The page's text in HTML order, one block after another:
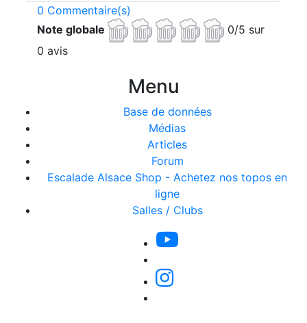
0 Commentaire(s)
Note globale
0/5 sur
0 avis
Menu
Base de données
Médias
Articles
Forum
Escalade Alsace Shop - Achetez nos topos en
ligne
Salles / Clubs